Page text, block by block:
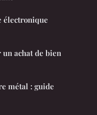
électronique
achat de bien
métal : guide